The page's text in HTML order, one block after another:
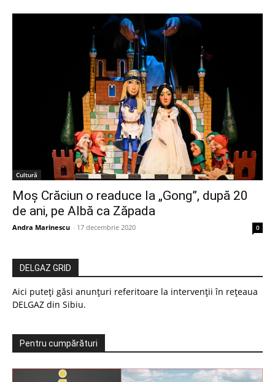
Cultură
Moș Crăciun o readuce la „Gong”, după 20
de ani, pe Albă ca Zăpada
Andra Marinescu - 17 decembrie 2020 0
DELGAZ GRID
Aici puteți găsi anunțuri referitoare la intervenții în rețeaua
DELGAZ din Sibiu.
Pentru cumpărături